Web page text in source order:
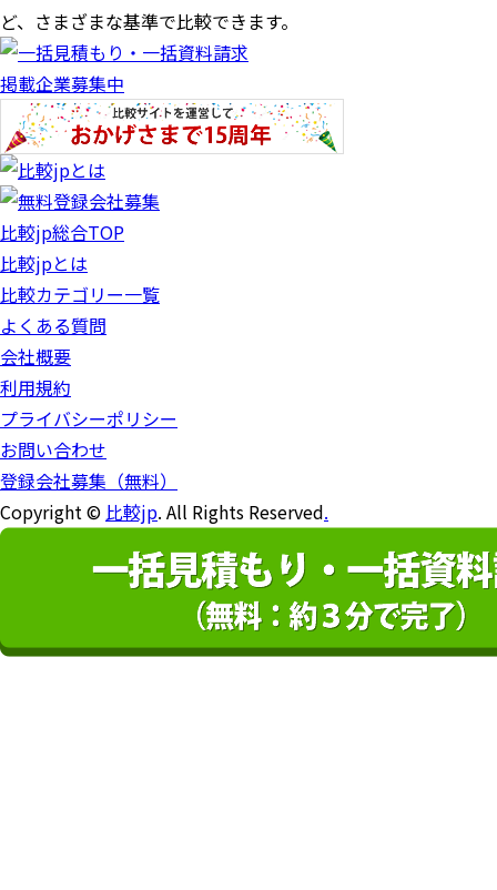
ど、さまざまな基準で比較できます。
掲載企業募集中
比較jp総合TOP
比較jpとは
比較カテゴリー一覧
よくある質問
会社概要
利用規約
プライバシーポリシー
お問い合わせ
登録会社募集（無料）
Copyright ©比較jp. All Rights Reserved.